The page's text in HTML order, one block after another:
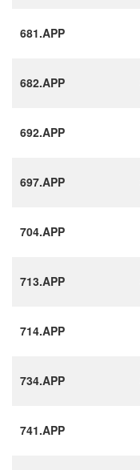
681.APP
682.APP
692.APP
697.APP
704.APP
713.APP
714.APP
734.APP
741.APP